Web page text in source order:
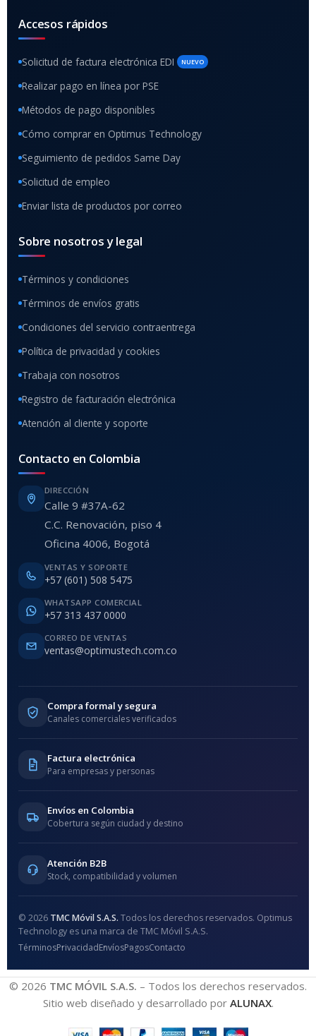
Accesos rápidos
Solicitud de factura electrónica EDI NUEVO
Realizar pago en línea por PSE
Métodos de pago disponibles
Cómo comprar en Optimus Technology
Seguimiento de pedidos Same Day
Solicitud de empleo
Enviar lista de productos por correo
Sobre nosotros y legal
Términos y condiciones
Términos de envíos gratis
Condiciones del servicio contraentrega
Política de privacidad y cookies
Trabaja con nosotros
Registro de facturación electrónica
Atención al cliente y soporte
Contacto en Colombia
DIRECCIÓN
Calle 9 #37A-62
C.C. Renovación, piso 4
Oficina 4006, Bogotá
VENTAS Y SOPORTE
+57 (601) 508 5475
WHATSAPP COMERCIAL
+57 313 437 0000
CORREO DE VENTAS
ventas@optimustech.com.co
Compra formal y segura
Canales comerciales verificados
Factura electrónica
Para empresas y personas
Envíos en Colombia
Cobertura según ciudad y destino
Atención B2B
Stock, compatibilidad y volumen
© 2026 TMC Móvil S.A.S. Todos los derechos reservados. Optimus
Technology es una marca de TMC Móvil S.A.S.
TérminosPrivacidadEnvíosPagosContacto
© 2026 TMC MÓVIL S.A.S. – Todos los derechos reservados.
Sitio web diseñado y desarrollado por ALUNAX.